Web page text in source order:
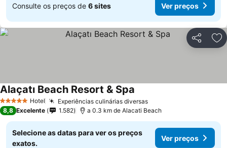
Consulte os preços de 6 sites Ver preços
Partilhar
5 Estrelas Hotel Experiências culinárias diversasVer preços
Alaçatı Beach Resort & Spa
8,8 Excelente 1.582 a 0.3 km de Alacati Beach
Selecione as datas para ver os preços
exatos.
Ver preços